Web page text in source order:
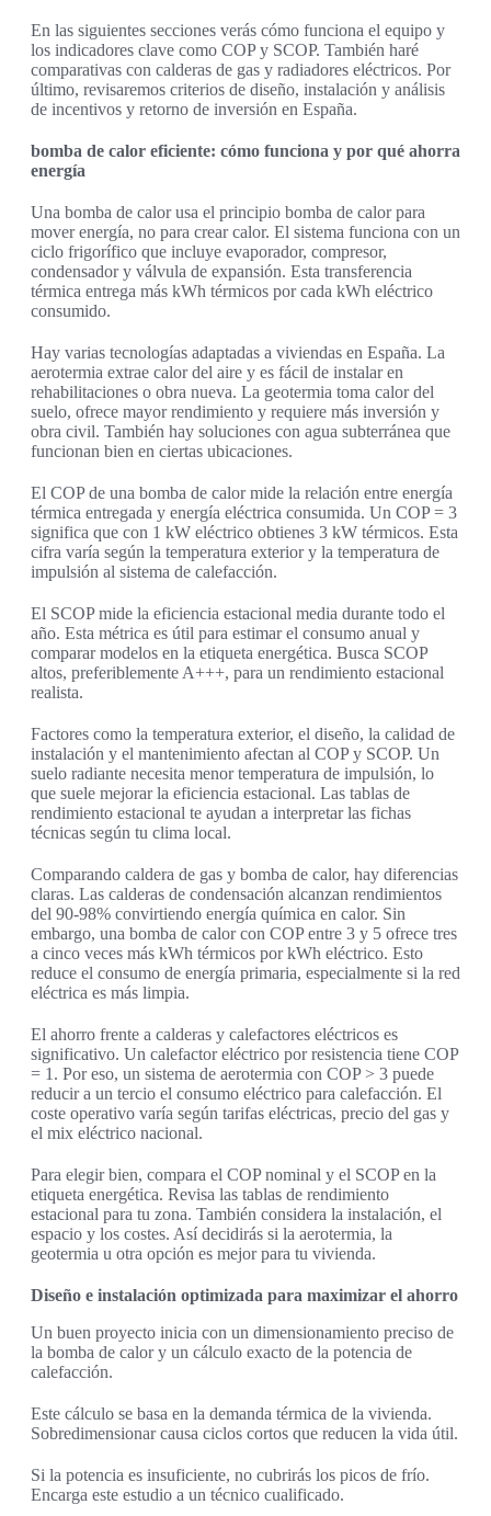
En las siguientes secciones verás cómo funciona el equipo y
los indicadores clave como COP y SCOP. También haré
comparativas con calderas de gas y radiadores eléctricos. Por
último, revisaremos criterios de diseño, instalación y análisis
de incentivos y retorno de inversión en España.
bomba de calor eficiente: cómo funciona y por qué ahorra
energía
Una bomba de calor usa el principio bomba de calor para
mover energía, no para crear calor. El sistema funciona con un
ciclo frigorífico que incluye evaporador, compresor,
condensador y válvula de expansión. Esta transferencia
térmica entrega más kWh térmicos por cada kWh eléctrico
consumido.
Hay varias tecnologías adaptadas a viviendas en España. La
aerotermia extrae calor del aire y es fácil de instalar en
rehabilitaciones o obra nueva. La geotermia toma calor del
suelo, ofrece mayor rendimiento y requiere más inversión y
obra civil. También hay soluciones con agua subterránea que
funcionan bien en ciertas ubicaciones.
El COP de una bomba de calor mide la relación entre energía
térmica entregada y energía eléctrica consumida. Un COP = 3
significa que con 1 kW eléctrico obtienes 3 kW térmicos. Esta
cifra varía según la temperatura exterior y la temperatura de
impulsión al sistema de calefacción.
El SCOP mide la eficiencia estacional media durante todo el
año. Esta métrica es útil para estimar el consumo anual y
comparar modelos en la etiqueta energética. Busca SCOP
altos, preferiblemente A+++, para un rendimiento estacional
realista.
Factores como la temperatura exterior, el diseño, la calidad de
instalación y el mantenimiento afectan al COP y SCOP. Un
suelo radiante necesita menor temperatura de impulsión, lo
que suele mejorar la eficiencia estacional. Las tablas de
rendimiento estacional te ayudan a interpretar las fichas
técnicas según tu clima local.
Comparando caldera de gas y bomba de calor, hay diferencias
claras. Las calderas de condensación alcanzan rendimientos
del 90-98% convirtiendo energía química en calor. Sin
embargo, una bomba de calor con COP entre 3 y 5 ofrece tres
a cinco veces más kWh térmicos por kWh eléctrico. Esto
reduce el consumo de energía primaria, especialmente si la red
eléctrica es más limpia.
El ahorro frente a calderas y calefactores eléctricos es
significativo. Un calefactor eléctrico por resistencia tiene COP
= 1. Por eso, un sistema de aerotermia con COP > 3 puede
reducir a un tercio el consumo eléctrico para calefacción. El
coste operativo varía según tarifas eléctricas, precio del gas y
el mix eléctrico nacional.
Para elegir bien, compara el COP nominal y el SCOP en la
etiqueta energética. Revisa las tablas de rendimiento
estacional para tu zona. También considera la instalación, el
espacio y los costes. Así decidirás si la aerotermia, la
geotermia u otra opción es mejor para tu vivienda.
Diseño e instalación optimizada para maximizar el ahorro
Un buen proyecto inicia con un dimensionamiento preciso de
la bomba de calor y un cálculo exacto de la potencia de
calefacción.
Este cálculo se basa en la demanda térmica de la vivienda.
Sobredimensionar causa ciclos cortos que reducen la vida útil.
Si la potencia es insuficiente, no cubrirás los picos de frío.
Encarga este estudio a un técnico cualificado.